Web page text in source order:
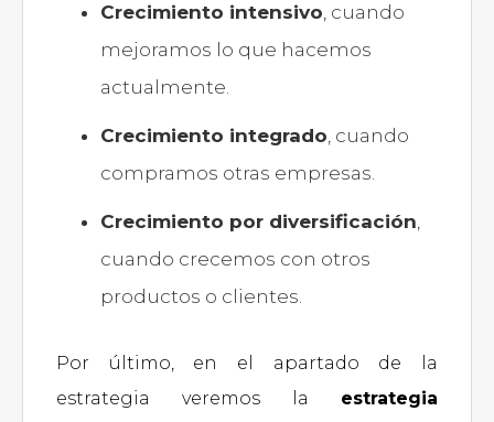
Crecimiento intensivo, cuando
mejoramos lo que hacemos
actualmente.
Crecimiento integrado, cuando
compramos otras empresas.
Crecimiento por diversificación,
cuando crecemos con otros
productos o clientes.
Por último, en el apartado de la
estrategia veremos la estrategia